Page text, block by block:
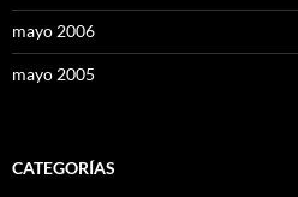
mayo 2006
mayo 2005
CATEGORÍAS